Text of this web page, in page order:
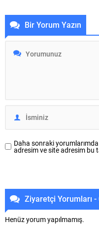
ÇASİAD’ı ziyaret ederek
sanayicilerle bir araya geldi.
Üretim tesislerinde
ürettiği ve ticaretini yaptığı her
Bir Yorum Yazın
Daha sonraki
adresim ve site adresim bu
Ziyaretçi Yorumları -
Henüz yorum yapılmamış.